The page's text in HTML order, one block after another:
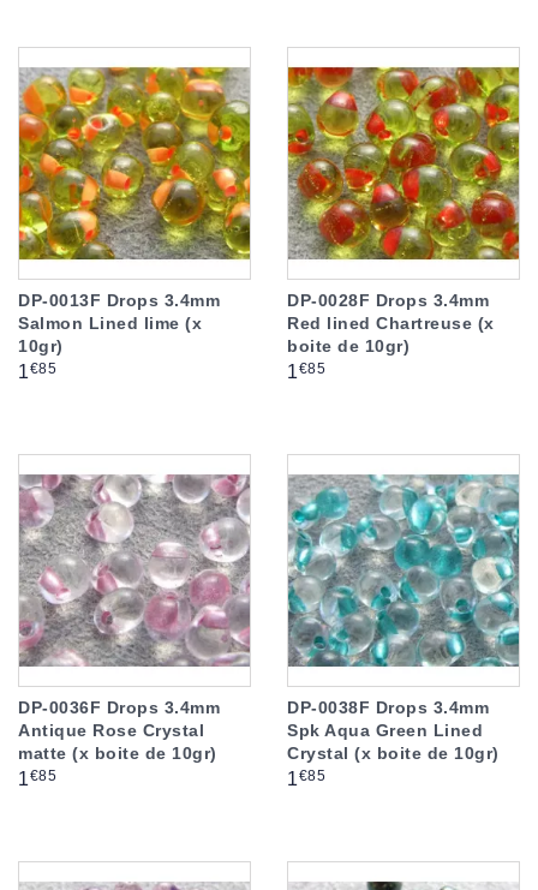
DP-0013F Drops 3.4mm
Salmon Lined lime (x
10gr)
Prix
1€85
DP-0028F Drops 3.4mm
Red lined Chartreuse (x
boite de 10gr)
Prix
1€85
DP-0036F Drops 3.4mm
Antique Rose Crystal
matte (x boite de 10gr)
Prix
1€85
DP-0038F Drops 3.4mm
Spk Aqua Green Lined
Crystal (x boite de 10gr)
Prix
1€85